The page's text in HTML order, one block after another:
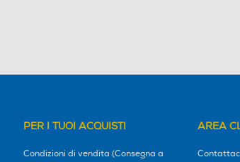
PER I TUOI ACQUISTI
Condizioni di vendita (Consegna a
AREA